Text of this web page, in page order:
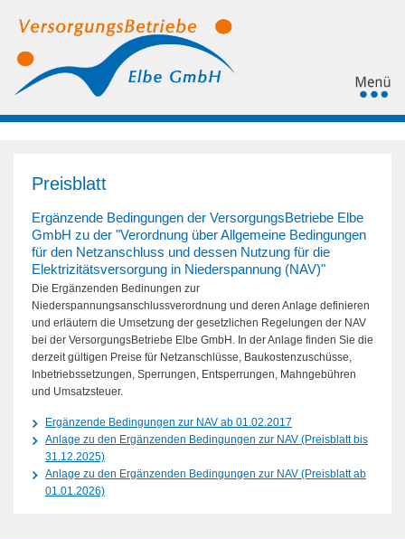
Preisblatt
Ergänzende Bedingungen der VersorgungsBetriebe Elbe
GmbH zu der "Verordnung über Allgemeine Bedingungen
für den Netzanschluss und dessen Nutzung für die
Elektrizitätsversorgung in Niederspannung (NAV)"
Die Ergänzenden Bedinungen zur
Niederspannungsanschlussverordnung und deren Anlage definieren
und erläutern die Umsetzung der gesetzlichen Regelungen der NAV
bei der VersorgungsBetriebe Elbe GmbH. In der Anlage finden Sie die
derzeit gültigen Preise für Netzanschlüsse, Baukostenzuschüsse,
Inbetriebssetzungen, Sperrungen, Entsperrungen, Mahngebühren
und Umsatzsteuer.
Ergänzende Bedingungen zur NAV ab 01.02.2017
Anlage zu den Ergänzenden Bedingungen zur NAV (Preisblatt bis
31.12.2025)
Anlage zu den Ergänzenden Bedingungen zur NAV (Preisblatt ab
01.01.2026)